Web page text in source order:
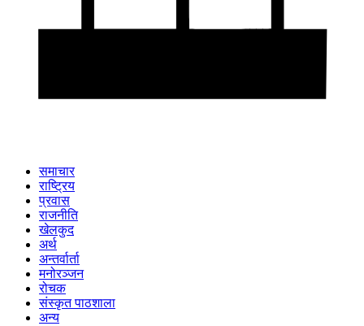
समाचार
राष्ट्रिय
प्रवास
राजनीति
खेलकुद
अर्थ
अन्तर्वार्ता
मनोरञ्जन
रोचक
संस्कृत पाठशाला
अन्य